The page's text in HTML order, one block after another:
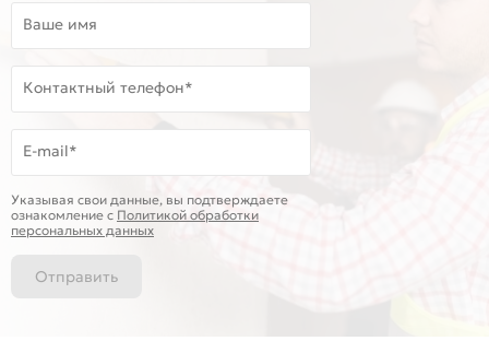
Ваше имя
Контактный телефон*
E-mail*
Указывая свои данные, вы подтверждаете
ознакомление c Политикой обработки
персональных данных
Отправить